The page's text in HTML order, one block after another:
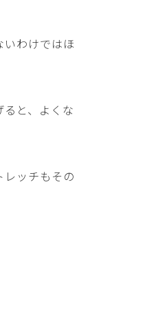
わけではほ
と、よくな
ッチもその